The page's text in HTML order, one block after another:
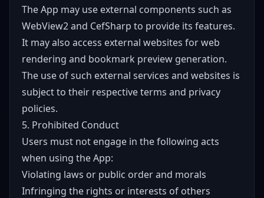
The App may use external components such as
WebView2 and CefSharp to provide its features.
It may also access external websites for web
rendering and bookmark preview generation.
The use of such external services and websites is
subject to their respective terms and privacy
policies.
5. Prohibited Conduct
Users must not engage in the following acts
when using the App:
Violating laws or public order and morals
Infringing the rights or interests of others